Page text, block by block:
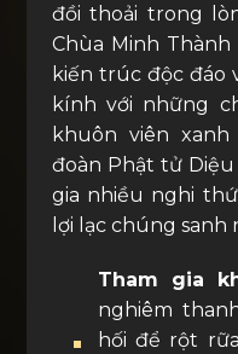
đồi thoải trong
Chùa Minh
kiến trúc độc đáo
kính với những
khuôn viên
đoàn Phật tử
gia nhiều nghi
lợi lạc chúng sanh
Tham gia
nghiêm
hối để rột